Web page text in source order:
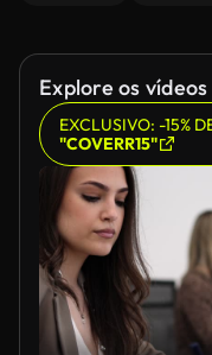
Explore os
EXCLUSIVO: -15%
"COVERR15"